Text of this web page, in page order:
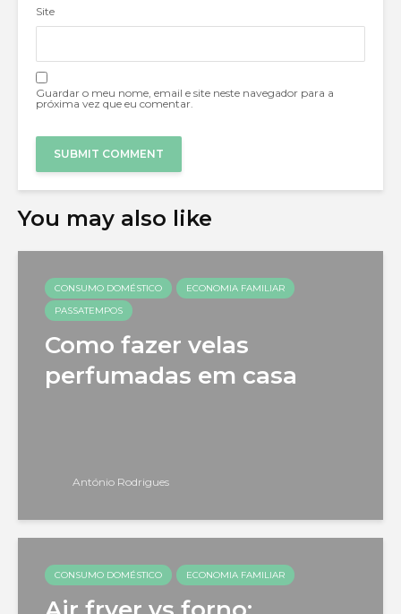
Site
Guardar o meu nome, email e site neste navegador para a
próxima vez que eu comentar.
You may also like
CONSUMO DOMÉSTICO
ECONOMIA FAMILIAR
PASSATEMPOS
Como fazer velas
perfumadas em casa
António Rodrigues
CONSUMO DOMÉSTICO ECONOMIA FAMILIAR